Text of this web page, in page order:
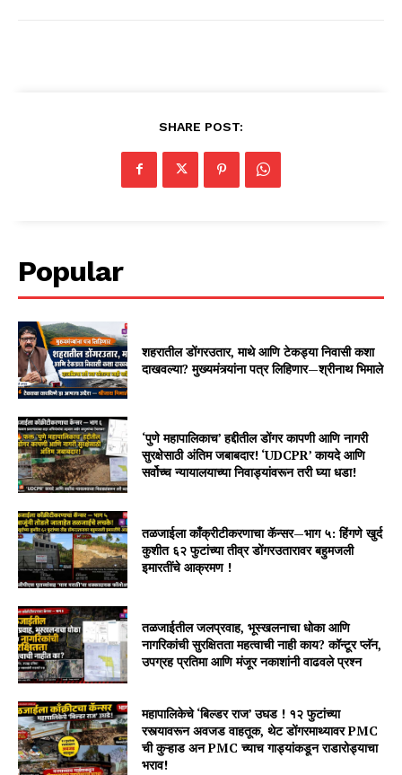
SHARE POST:
Popular
शहरातील डोंगरउतार, माथे आणि टेकड्या निवासी कशा
दाखवल्या? मुख्यमंत्र्यांना पत्र लिहिणार—श्रीनाथ भिमाले
‘पुणे महापालिकाच’ हद्दीतील डोंगर कापणी आणि नागरी
सुरक्षेसाठी अंतिम जबाबदार! ‘UDCPR’ कायदे आणि
सर्वोच्च न्यायालयाच्या निवाड्यांवरून तरी घ्या धडा!
तळजाईला काँक्रीटीकरणाचा कॅन्सर—भाग ५: हिंगणे खुर्द
कुशीत ६२ फुटांच्या तीव्र डोंगरउतारावर बहुमजली
इमारतींचे आक्रमण !
तळजाईतील जलप्रवाह, भूस्खलनाचा धोका आणि
नागरिकांची सुरक्षितता महत्वाची नाही काय? कॉन्टूर प्लॅन,
उपग्रह प्रतिमा आणि मंजूर नकाशांनी वाढवले प्रश्न
महापालिकेचे ‘बिल्डर राज’ उघड ! १२ फुटांच्या
रस्त्यावरून अवजड वाहतूक, थेट डोंगरमाथ्यावर PMC
ची कुऱ्हाड अन PMC च्याच गाड्यांकडून राडारोड्याचा
भराव!